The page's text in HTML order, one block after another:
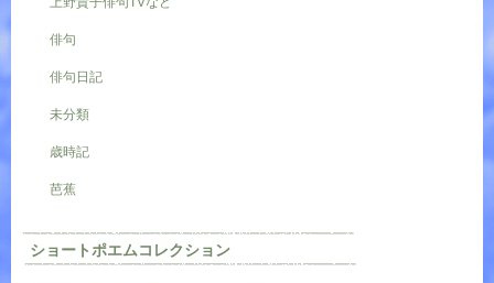
俳句
俳句日記
未分類
歳時記
芭蕉
ショートポエムコレクション